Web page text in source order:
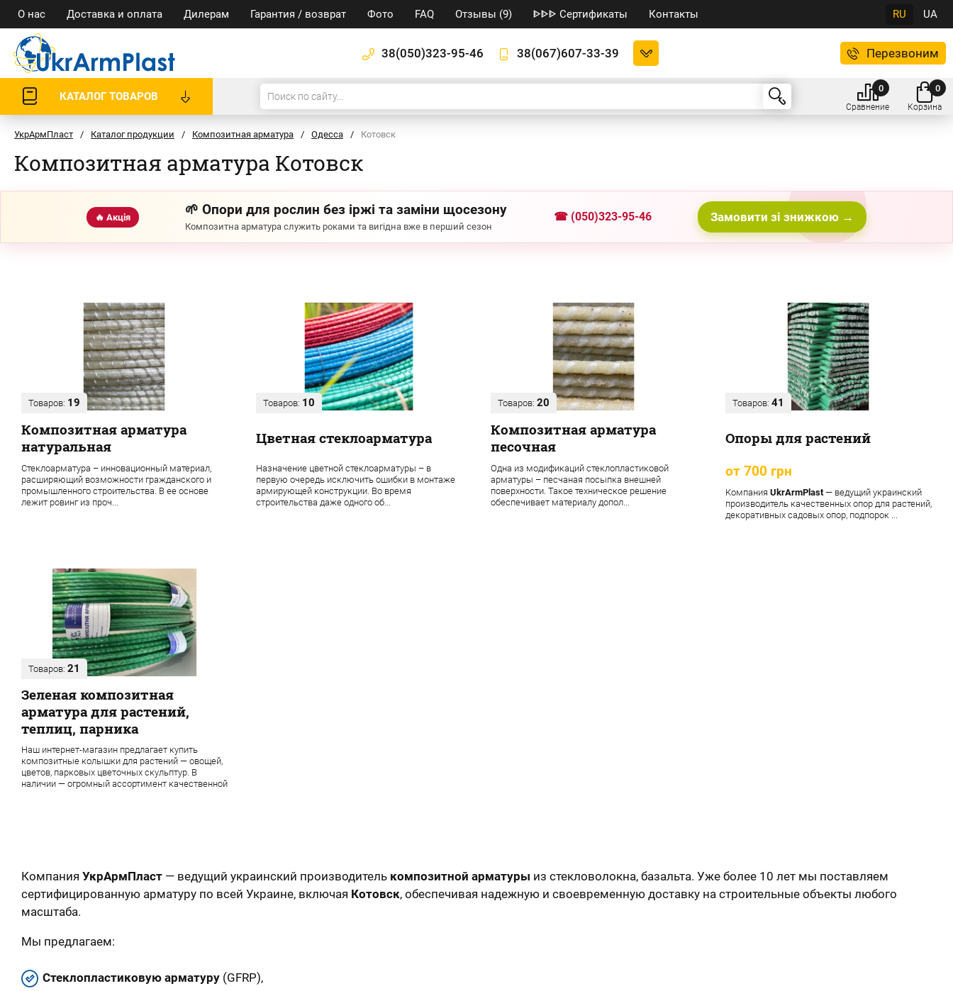
О нас Доставка и оплата Дилерам Гарантия / возврат Фото FAQ Отзывы (9) ᐈᐈᐈ Сертификаты Контакты RU UA
38(050)323-95-46 38(067)607-33-39 Перезвоним
КАТАЛОГ ТОВАРОВ
Сравнение
0
Корзина
0
УкрАрмПласт / Каталог продукции / Композитная арматура / Одесса / Котовск
Композитная арматура Котовск
🔥 Акція 🌱 Опори для рослин без іржі та заміни щосезону
Композитна арматура служить роками та вигідна вже в перший сезон
☎ (050)323-95-46 Замовити зі знижкою →
Товаров: 19
Композитная арматура
натуральная
Стеклоарматура – инновационный материал,
расширяющий возможности гражданского и
промышленного строительства. В ее основе
лежит ровинг из проч...
Товаров: 10
Цветная стеклоарматура
Назначение цветной стеклоарматуры – в
первую очередь исключить ошибки в монтаже
армирующей конструкции. Во время
строительства даже одного об...
Товаров: 20
Композитная арматура
песочная
Одна из модификаций стеклопластиковой
арматуры – песчаная посыпка внешней
поверхности. Такое техническое решение
обеспечивает материалу допол...
Товаров: 41
Опоры для растений
от 700 грн
Компания UkrArmPlast— ведущий украинский
производитель качественных опор для растений,
декоративных садовых опор, подпорок ...
Товаров: 21
Зеленая композитная
арматура для растений,
теплиц, парника
Наш интернет-магазин предлагает купить
композитные колышки для растений — овощей,
цветов, парковых цветочных скульптур. В
наличии — огромный ассортимент качественной
Компания УкрАрмПласт — ведущий украинский производитель композитной арматуры из стекловолокна, базальта. Уже более 10 лет мы поставляем
сертифицированную арматуру по всей Украине, включая Котовск, обеспечивая надежную и своевременную доставку на строительные объекты любого
масштаба.
Мы предлагаем:
Стеклопластиковую арматуру (GFRP),